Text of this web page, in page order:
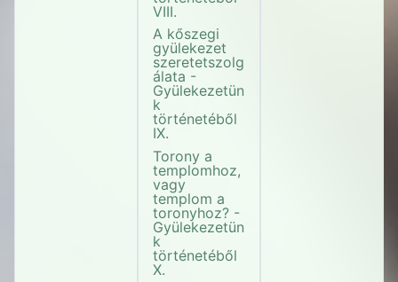
VIII.
A kőszegi
gyülekezet
szeretetszolg
álata -
Gyülekezetün
k
történetéből
IX.
Torony a
templomhoz,
vagy
templom a
toronyhoz? -
Gyülekezetün
k
történetéből
X.